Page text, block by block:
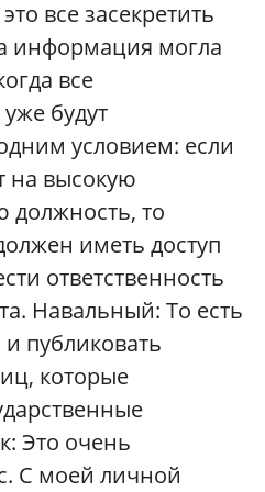
все засекретить
информация могла
все
будут
условием: если
на высокую
должность, то
иметь доступ
ответственность
Навальный: То есть
публиковать
которые
Это очень
С моей личной